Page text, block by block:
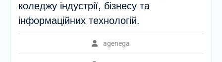
коледжу індустрії, бізнесу та
інформаційних технологій.
agenega